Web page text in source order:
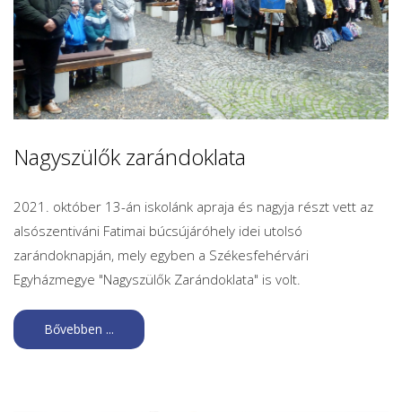
Nagyszülők zarándoklata
2021. október 13-án iskolánk apraja és nagyja részt vett az
alsószentiváni Fatimai búcsújáróhely idei utolsó
zarándoknapján, mely egyben a Székesfehérvári
Egyházmegye "Nagyszülők Zarándoklata" is volt.
Bővebben ...